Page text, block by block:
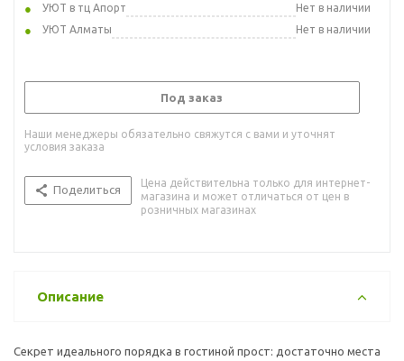
УЮТ в тц Апорт
Нет в наличии
УЮТ Алматы
Нет в наличии
Под заказ
Наши менеджеры обязательно свяжутся с вами и уточнят
условия заказа
Поделиться
Цена действительна только для интернет-
магазина и может отличаться от цен в
розничных магазинах
Описание
Секрет идеального порядка в гостиной прост: достаточно места